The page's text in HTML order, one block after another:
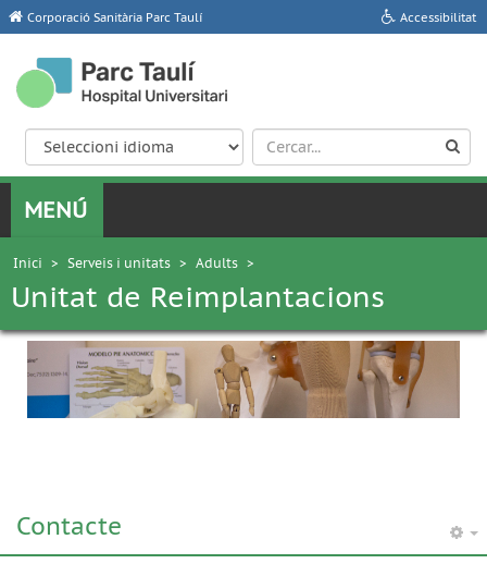
Corporació Sanitària Parc Taulí Accessibilitat
Inici > Serveis i unitats > Adults >
Unitat de Reimplantacions
Contacte